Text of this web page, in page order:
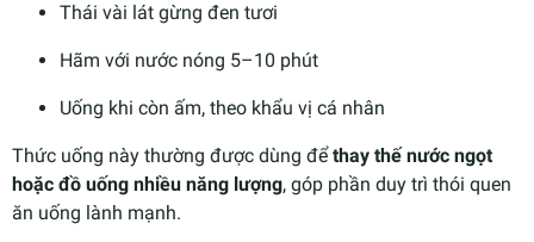
Thái vài lát gừng đen tươi
Hãm với nước nóng 5–10 phút
Uống khi còn ấm, theo khẩu vị cá nhân
Thức uống này thường được dùng đểthay thế nước ngọt
hoặc đồ uống nhiều năng lượng, góp phần duy trì thói quen
ăn uống lành mạnh.